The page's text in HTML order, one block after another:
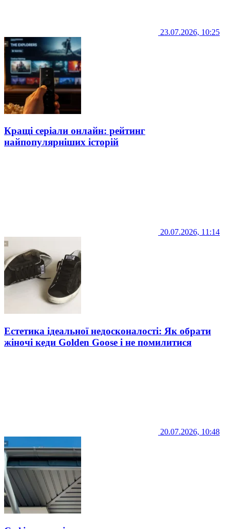
23.07.2026, 10:25
Кращі серіали онлайн: рейтинг
найпопулярніших історій
20.07.2026, 11:14
Естетика ідеальної недосконалості: Як обрати
жіночі кеди Golden Goose і не помилитися
20.07.2026, 10:48